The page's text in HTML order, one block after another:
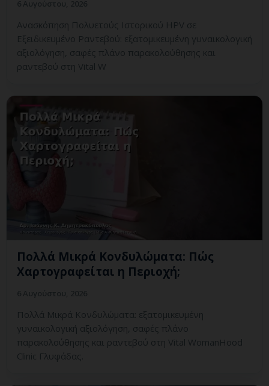
Ανασκόπηση Πολυετούς Ιστορικού HPV σε
Εξειδικευμένο Ραντεβού: εξατομικευμένη γυναικολογική
αξιολόγηση, σαφές πλάνο παρακολούθησης και
ραντεβού στη Vital W
Πολλά Μικρά Κονδυλώματα: Πώς
Χαρτογραφείται η Περιοχή;
Πολλά Μικρά Κονδυλώματα: εξατομικευμένη
γυναικολογική αξιολόγηση, σαφές πλάνο
παρακολούθησης και ραντεβού στη Vital WomanHood
Clinic Γλυφάδας.